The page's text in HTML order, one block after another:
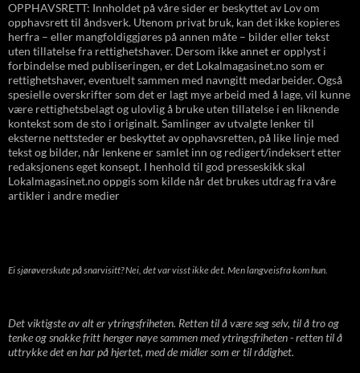
OPPHAVSRETT: Innholdet på våre sider er beskyttet av Lov om
opphavsrett til åndsverk. Utenom privat bruk, kan det ikke kopieres
herfra – eller mangfoldiggjøres på annen måte – bilder eller tekst
uten tillatelse fra rettighetshaver. Dersom ikke annet er opplyst i
forbindelse med publiseringen, er det Lokalmagasinet.no som er
rettighetshaver, eventuelt sammen med navngitt medarbeider. Også
spesielle overskrifter som det er lagt mye arbeid med å lage, vil kunne
være rettighetsbelagt og ulovlig å bruke uten tillatelse i en liknende
kontekst som de sto i originalt. Samlinger av utvalgte lenker til
eksterne nettsteder er beskyttet av opphavsretten, på like linje med
tekst og bilder, når lenkene er samlet inn og redigert/indeksert etter
redaksjonens eget konsept. I henhold til god presseskikk skal
Lokalmagasinet.no oppgis som kilde når det brukes utdrag fra våre
artikler i andre medier
Ei sjørøverskute på snarvisitt? Nei, det var visst ikke det. Men langveisfra kom hun.
Det viktigste av alt er ytringsfriheten. Retten til å være seg selv, til å tro og
tenke og snakke fritt henger nøye sammen med ytringsfriheten - retten til å
uttrykke det en har på hjertet, med de midler som er til rådighet.